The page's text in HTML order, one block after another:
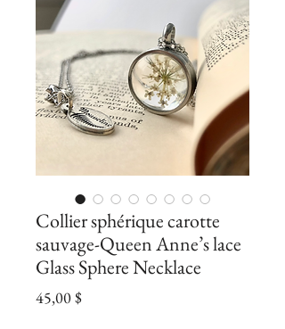
Collier sphérique carotte
sauvage-Queen Anne’s lace
Glass Sphere Necklace
45,00 $Prix